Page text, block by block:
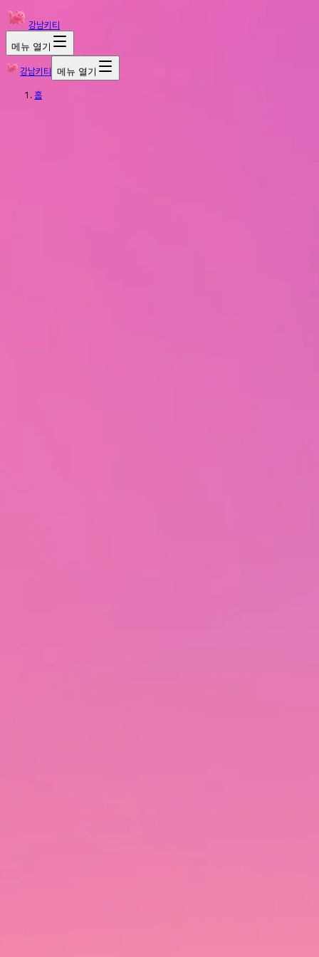
강남키티
메뉴 열기
강남키티 메뉴 열기
홈